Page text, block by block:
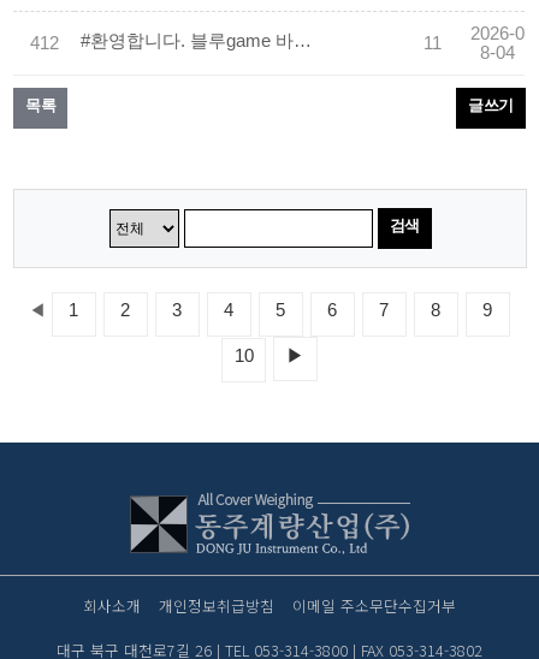
412 #환영합니다. 블루game 바듀기 아이 슬룟아이슬룟❤️【 vvdtop.COM 】블루game장프로❤️에볼루션 11
2026-0
8-04
목록 글쓰기
검색
◀ 1 2 3 4 5 6 7 8 9
10 ▶
회사소개 개인정보취급방침
이메일 주소무단수집거부
대구 북구 대천로7길 26 | TEL 053-314-3800 | FAX 053-314-3802